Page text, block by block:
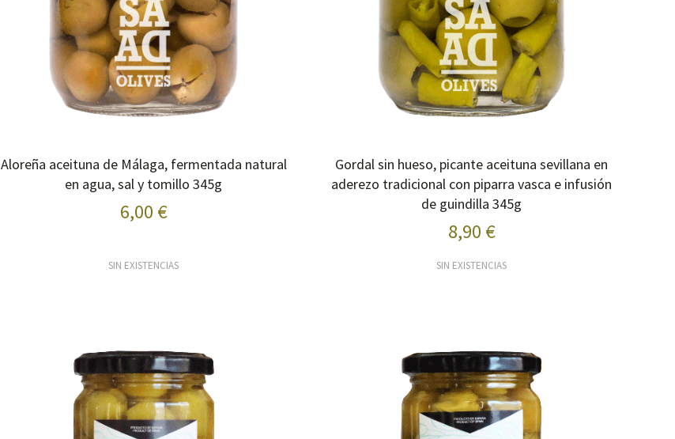
Aloreña aceituna de Málaga, fermentada natural
en agua, sal y tomillo 345g
6,00 €
SIN EXISTENCIAS
Gordal sin hueso, picante aceituna sevillana en
aderezo tradicional con piparra vasca e infusión
de guindilla 345g
8,90 €
SIN EXISTENCIAS